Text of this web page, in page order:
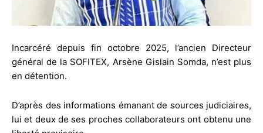
Incarcéré depuis fin octobre 2025, l’ancien Directeur
général de la SOFITEX, Arsène Gislain Somda, n’est plus
en détention.
D’après des informations émanant de sources judiciaires,
lui et deux de ses proches collaborateurs ont obtenu une